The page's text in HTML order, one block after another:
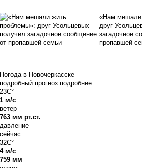
«Нам мешали
друг
загадочное
пропавшей
Погода в Новочеркасске
подробный прогноз подробнее
23C°
1 м/с
ветер
763 мм рт.ст.
давление
сейчас
32C°
4 м/с
759 мм